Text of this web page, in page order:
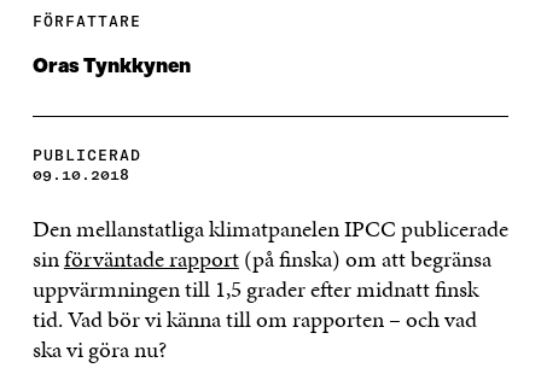
FÖRFATTARE
Oras Tynkkynen
PUBLICERAD
09.10.2018
Den mellanstatliga klimatpanelen IPCC publicerade
sinförväntade rapport(på finska) om att begränsa
uppvärmningen till 1,5 grader efter midnatt finsk
tid. Vad bör vi känna till om rapporten – och vad
ska vi göra nu?